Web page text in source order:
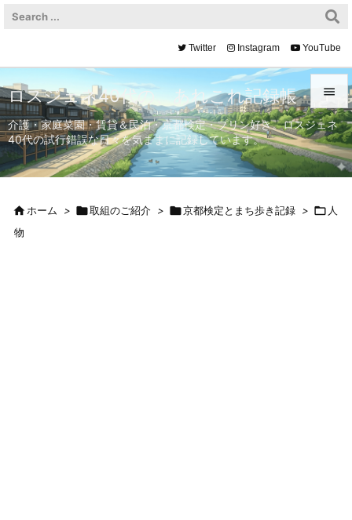


メニュ

サイド

Twitter Instagram YouTube
ロスジェネ40代の、あれこれ記録帳
介護・家庭菜園・賃貸＆民泊・京都検定・プリン好き。ロスジェネ
40代の試行錯誤な日々を気ままに記録しています。
ホーム > 取組のご紹介 > 京都検定とまち歩き記録 >  人
物